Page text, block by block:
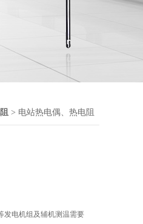
> 电站热电偶、热电阻
电机组及辅机测温需要